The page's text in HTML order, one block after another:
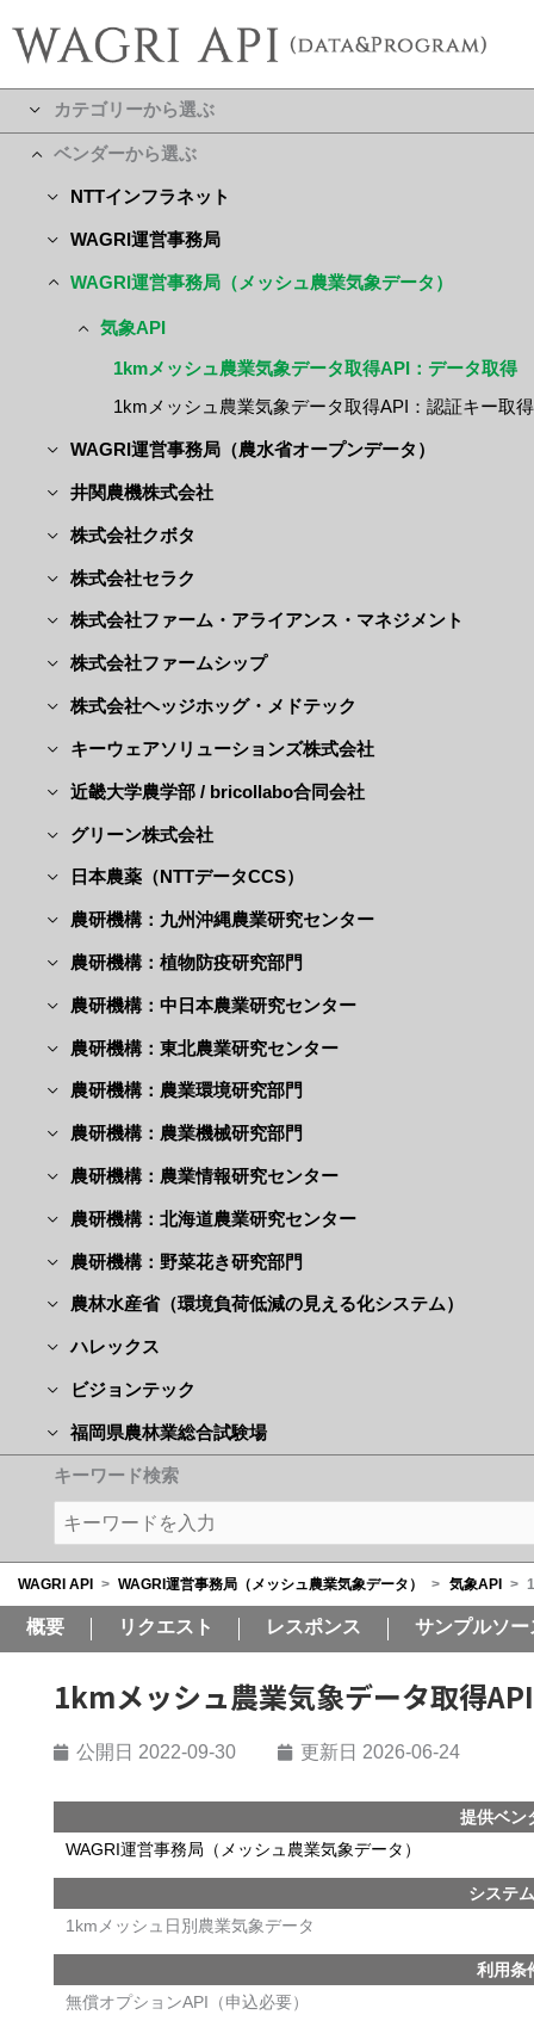
カテゴリーから選ぶ
ベンダーから選ぶ
NTTインフラネット
WAGRI運営事務局
WAGRI運営事務局（メッシュ農業気象データ）
気象API
1kmメッシュ農業気象データ取得API：データ取得
1kmメッシュ農業気象データ取得API：認証キー取得
WAGRI運営事務局（農水省オープンデータ）
井関農機株式会社
株式会社クボタ
株式会社セラク
株式会社ファーム・アライアンス・マネジメント
株式会社ファームシップ
株式会社ヘッジホッグ・メドテック
キーウェアソリューションズ株式会社
近畿大学農学部 / bricollabo合同会社
グリーン株式会社
日本農薬（NTTデータCCS）
農研機構：九州沖縄農業研究センター
農研機構：植物防疫研究部門
農研機構：中日本農業研究センター
農研機構：東北農業研究センター
農研機構：農業環境研究部門
農研機構：農業機械研究部門
農研機構：農業情報研究センター
農研機構：北海道農業研究センター
農研機構：野菜花き研究部門
農林水産省（環境負荷低減の見える化システム）
ハレックス
ビジョンテック
福岡県農林業総合試験場
キーワード検索
WAGRI API > WAGRI運営事務局（メッシュ農業気象データ） > 気象API >
概要 リクエスト レスポンス サンプルソ
1kmメッシュ農業気象データ取得
公開日 2022-09-30 更新日 2026-06-24
提供ベン
WAGRI運営事務局（メッシュ農業気象データ）
システ
1kmメッシュ日別農業気象データ
利用条
無償オプションAPI（申込必要）